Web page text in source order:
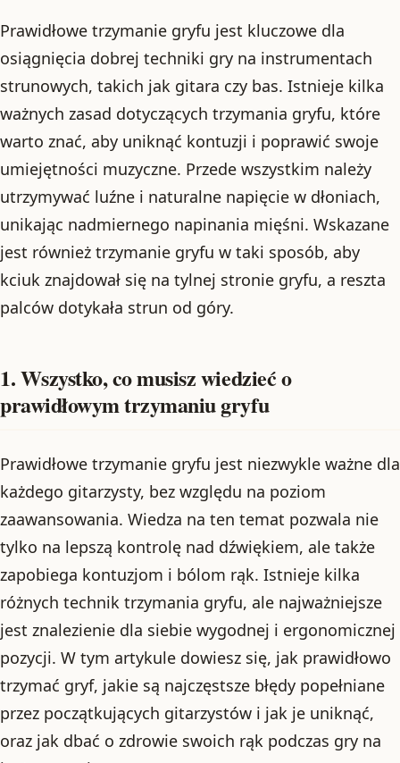
Prawidłowe trzymanie gryfu jest kluczowe dla
osiągnięcia dobrej techniki gry na instrumentach
strunowych, takich jak gitara czy bas. Istnieje kilka
ważnych zasad dotyczących trzymania gryfu, które
warto znać, aby uniknąć kontuzji i poprawić swoje
umiejętności muzyczne. Przede wszystkim należy
utrzymywać luźne i naturalne napięcie w dłoniach,
unikając nadmiernego napinania mięśni. Wskazane
jest również trzymanie gryfu w taki sposób, aby
kciuk znajdował się na tylnej stronie gryfu, a reszta
palców dotykała strun od góry.
1. Wszystko, co musisz wiedzieć o
prawidłowym trzymaniu gryfu
Prawidłowe trzymanie gryfu jest niezwykle ważne dla
każdego gitarzysty, bez względu na poziom
zaawansowania. Wiedza na ten temat pozwala nie
tylko na lepszą kontrolę nad dźwiękiem, ale także
zapobiega kontuzjom i bólom rąk. Istnieje kilka
różnych technik trzymania gryfu, ale najważniejsze
jest znalezienie dla siebie wygodnej i ergonomicznej
pozycji. W tym artykule dowiesz się, jak prawidłowo
trzymać gryf, jakie są najczęstsze błędy popełniane
przez początkujących gitarzystów i jak je uniknąć,
oraz jak dbać o zdrowie swoich rąk podczas gry na